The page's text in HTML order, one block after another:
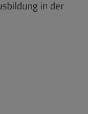
in der